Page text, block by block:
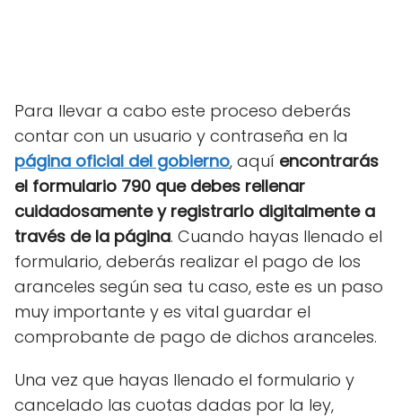
Para llevar a cabo este proceso deberás
contar con un usuario y contraseña en la
página oficial del gobierno, aquí encontrarás
el formulario 790 que debes rellenar
cuidadosamente y registrarlo digitalmente a
través de la página. Cuando hayas llenado el
formulario, deberás realizar el pago de los
aranceles según sea tu caso, este es un paso
muy importante y es vital guardar el
comprobante de pago de dichos aranceles.
Una vez que hayas llenado el formulario y
cancelado las cuotas dadas por la ley,